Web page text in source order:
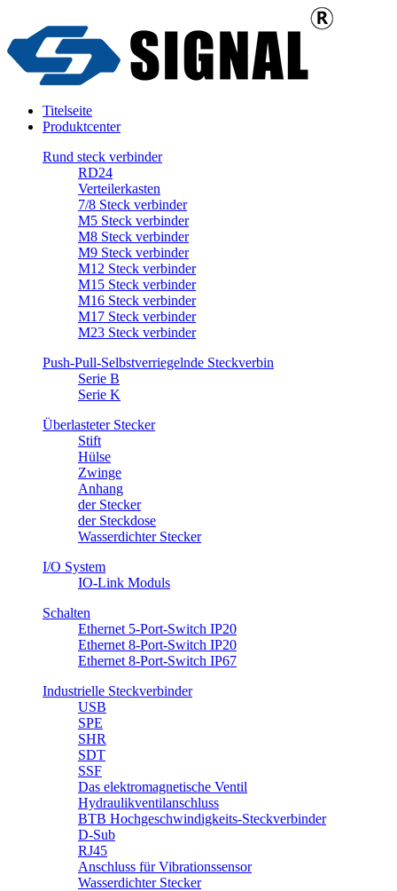
Titelseite
Produktcenter
Rund steck verbinder
RD24
Verteilerkasten
7/8 Steck verbinder
M5 Steck verbinder
M8 Steck verbinder
M9 Steck verbinder
M12 Steck verbinder
M15 Steck verbinder
M16 Steck verbinder
M17 Steck verbinder
M23 Steck verbinder
Push-Pull-Selbstverriegelnde Steckverbin
Serie B
Serie K
Überlasteter Stecker
Stift
Hülse
Zwinge
Anhang
​der Stecker
der Steckdose
Wasserdichter Stecker
I/O System
IO-Link Moduls
Schalten
Ethernet 5-Port-Switch IP20
Ethernet 8-Port-Switch IP20
Ethernet 8-Port-Switch IP67
Industrielle Steckverbinder
USB
SPE
SHR
SDT
SSF
Das elektromagnetische Ventil
Hydraulikventilanschluss
BTB Hochgeschwindigkeits-Steckverbinder
D-Sub
RJ45
Anschluss für Vibrationssensor
Wasserdichter Stecker